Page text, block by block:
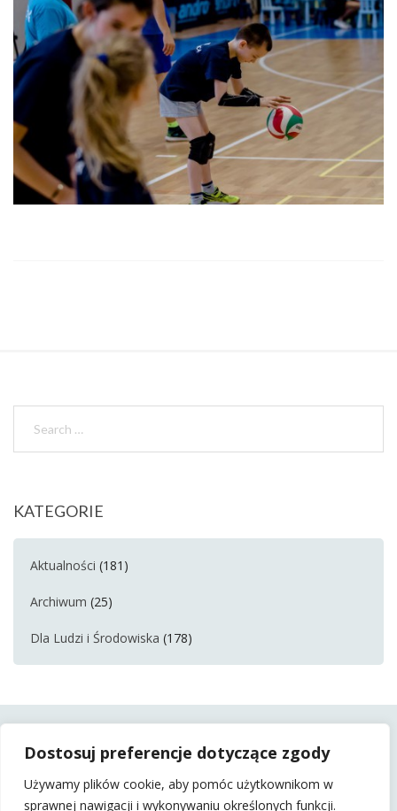
Dostosuj preferencje dotyczące zgody
Używamy plików cookie, aby pomóc użytkownikom w
sprawnej nawigacji i wykonywaniu określonych funkcji.
KATEGORIE
Aktualności (181)
Archiwum (25)
Dla Ludzi i Środowiska (178)